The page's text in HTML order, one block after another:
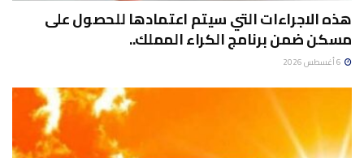
هذه الاجراءات التي سيتم اعتمادها للحصول على
مسكن ضمن برنامج الكراء المملك..